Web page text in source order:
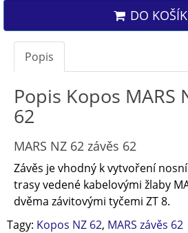
DO
Popis
Popis Kopos MARS
62
MARS NZ 62 závěs 62
Závěs je vhodný k vytvoření
trasy vedené kabelovými žlaby
dvěma závitovými tyčemi ZT 8.
Tagy: Kopos NZ 62, MARS závěs 62